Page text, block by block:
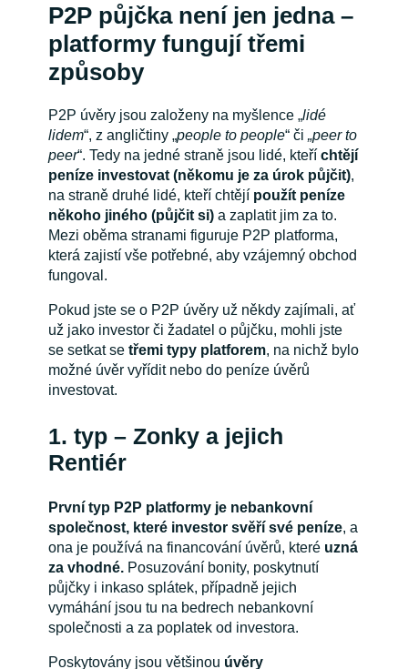
P2P půjčka není jen jedna –
platformy fungují třemi
způsoby
P2P úvěry jsou založeny na myšlence „lidé
lidem“, z angličtiny „people to people“ či „peer to
peer“. Tedy na jedné straně jsou lidé, kteří chtějí
peníze investovat (někomu je za úrok půjčit),
na straně druhé lidé, kteří chtějí použít peníze
někoho jiného (půjčit si) a zaplatit jim za to.
Mezi oběma stranami figuruje P2P platforma,
která zajistí vše potřebné, aby vzájemný obchod
fungoval.
Pokud jste se o P2P úvěry už někdy zajímali, ať
už jako investor či žadatel o půjčku, mohli jste
se setkat se třemi typy platforem, na nichž bylo
možné úvěr vyřídit nebo do peníze úvěrů
investovat.
1. typ – Zonky a jejich
Rentiér
První typ P2P platformy je nebankovní
společnost, které investor svěří své peníze, a
ona je používá na financování úvěrů, kteréuzná
za vhodné.Posuzování bonity, poskytnutí
půjčky i inkaso splátek, případně jejich
vymáhání jsou tu na bedrech nebankovní
společnosti a za poplatek od investora.
Poskytovány jsou většinou úvěry